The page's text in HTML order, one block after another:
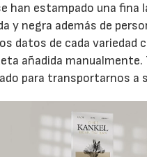
han estampado una fina
y negra además de
datos de cada variedad
añadida manualmente.
para transportarnos a